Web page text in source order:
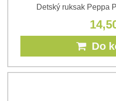
Detský ruksak Peppa
Do